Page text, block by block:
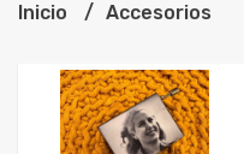
Inicio Accesorios